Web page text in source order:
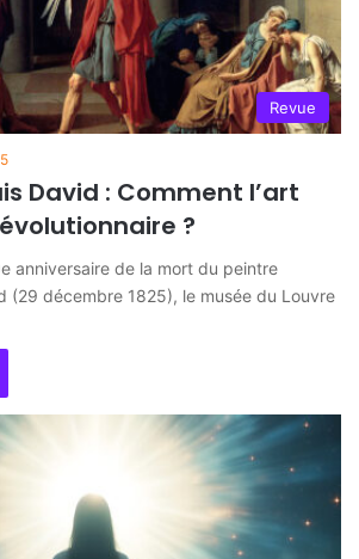
Revue
David : Comment l’art
?
anniversaire de la mort du peintre
(29 décembre 1825), le musée du Louvre